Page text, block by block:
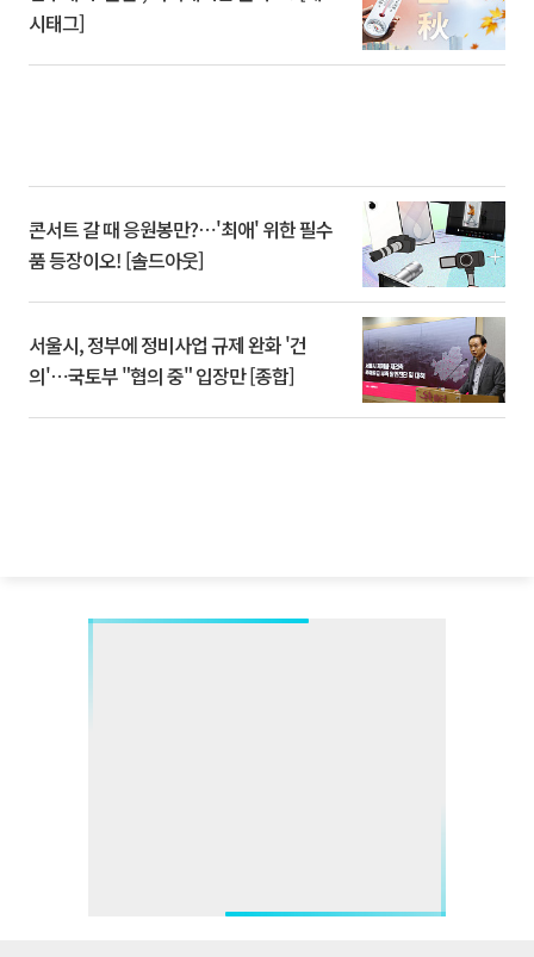
시태그]
콘서트 갈 때 응원봉만?⋯'최애' 위한 필수
품 등장이오! [솔드아웃]
서울시, 정부에 정비사업 규제 완화 '건
의'⋯국토부 "협의 중" 입장만 [종합]